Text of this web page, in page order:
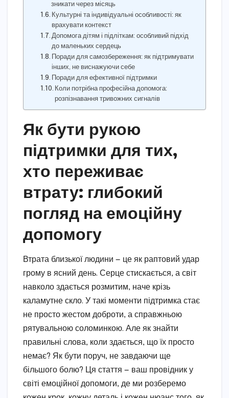
зникати через місяць
Культурні та індивідуальні особливості: як
врахувати контекст
Допомога дітям і підліткам: особливий підхід
до маленьких сердець
Поради для самозбереження: як підтримувати
інших, не виснажуючи себе
Поради для ефективної підтримки
Коли потрібна професійна допомога:
розпізнавання тривожних сигналів
Як бути рукою
підтримки для тих,
хто переживає
втрату: глибокий
погляд на емоційну
допомогу
Втрата близької людини — це як раптовий удар
грому в ясний день. Серце стискається, а світ
навколо здається розмитим, наче крізь
каламутне скло. У такі моменти підтримка стає
не просто жестом доброти, а справжньою
рятувальною соломинкою. Але як знайти
правильні слова, коли здається, що їх просто
немає? Як бути поруч, не завдаючи ще
більшого болю? Ця стаття — ваш провідник у
світі емоційної допомоги, де ми розберемо